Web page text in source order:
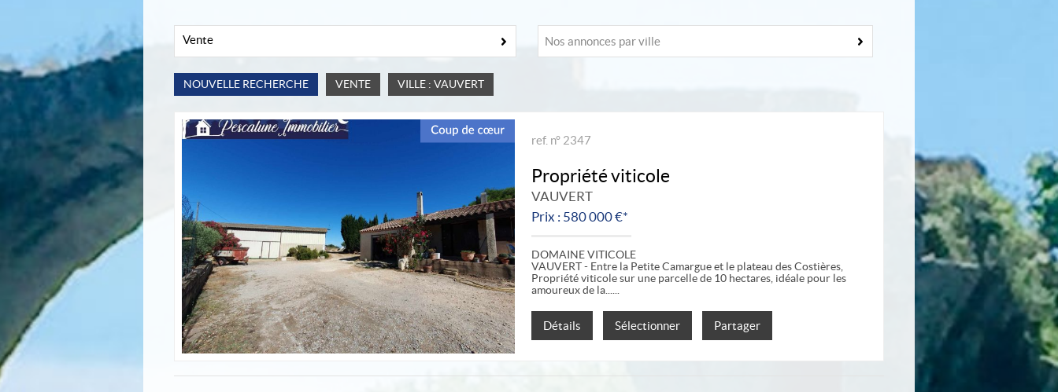
Vente Nos annonces par ville
NOUVELLE RECHERCHE VENTE VILLE : VAUVERT
ref. n° 2347
Propriété viticole
VAUVERT
Prix : 580 000 €*
DOMAINE VITICOLE
VAUVERT - Entre la Petite Camargue et le plateau des Costières,
Propriété viticole sur une parcelle de 10 hectares, idéale pour les
amoureux de la...
Détails Sélectionner Partager